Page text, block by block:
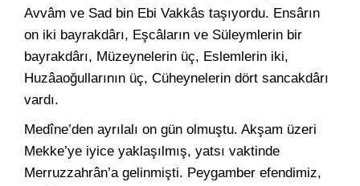
Avvâm ve Sad bin Ebi Vakkâs taşıyordu. Ensârın
on iki bayrakdârı, Eşcâların ve Süleymlerin bir
bayrakdârı, Müzeynelerin üç, Eslemlerin iki,
Huzâaoğullarının üç, Cüheynelerin dört sancakdârı
vardı.
Medîne’den ayrılalı on gün olmuştu. Akşam üzeri
Mekke’ye iyice yaklaşılmış, yatsı vaktinde
Merruzzahrân’a gelinmişti. Peygamber efendimiz,